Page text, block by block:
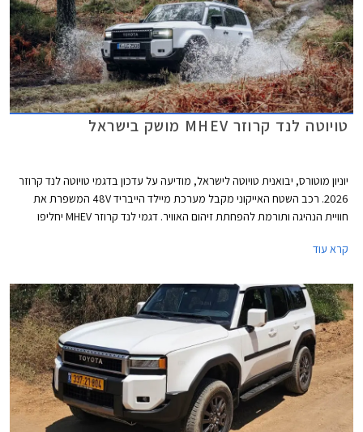
טויוטה לנד קרוזר MHEV מושק בישראל
יוניון מוטורס, יבואנית טויוטה לישראל, מודיעה על עדכון בדגמי טויוטה לנד קרוזר
2026. רכב השטח האייקוני מקבל מערכת מיילד הייבריד 48V המשפרת את
חוויית הנהיגה ותורמת להפחתת זיהום האוויר. דגמי לנד קרוזר MHEV יחליפו
קרא עוד